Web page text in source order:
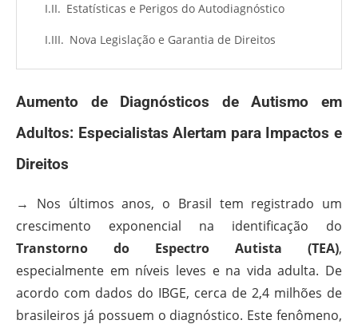
Estatísticas e Perigos do Autodiagnóstico
Nova Legislação e Garantia de Direitos
Aumento de Diagnósticos de Autismo em
Adultos: Especialistas Alertam para Impactos e
Direitos
→ Nos últimos anos, o Brasil tem registrado um
crescimento exponencial na identificação do
Transtorno do Espectro Autista (TEA),
especialmente em níveis leves e na vida adulta. De
acordo com dados do IBGE, cerca de 2,4 milhões de
brasileiros já possuem o diagnóstico. Este fenômeno,